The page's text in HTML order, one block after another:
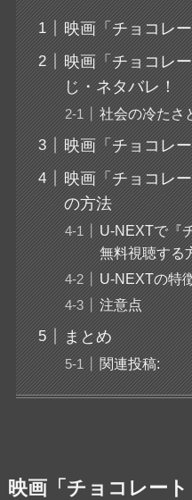
映画「チョコレ
映画「チョコレ
じ・ネタバレ！
社会の冷たさ
映画「チョコレ
映画「チョコレ
の方法
U-NEXTで『
無料視聴する
U-NEXTの特
注意点
まとめ
関連投稿:
映画「チョコレー